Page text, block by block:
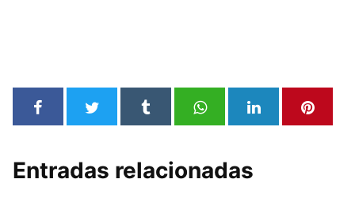
Entradas relacionadas